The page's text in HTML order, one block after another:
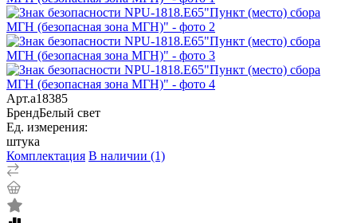
Арт.a18385
БрендБелый свет
Ед. измерения:
штука
Комплектация В наличии (1)